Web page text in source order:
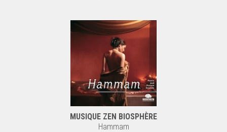
MUSIQUE ZEN BIOSPHÈRE
Hammam